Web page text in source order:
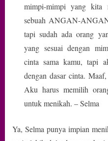
mimpi-mimpi yang kita
sebuah ANGAN-
tapi sudah ada orang
yang sesuai dengan
cinta sama kamu, tapi
dengan dasar cinta.
Aku harus memilih
untuk menikah. – Selma
Ya, Selma punya impian